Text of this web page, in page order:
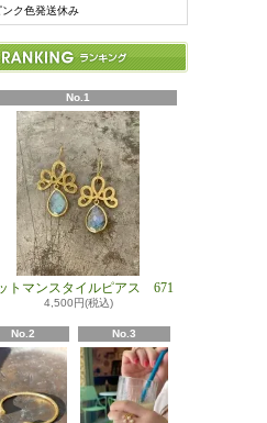
ク色発送休み
No.1
トマンスタイルピアス 671
4,500円(税込)
No.2 No.3